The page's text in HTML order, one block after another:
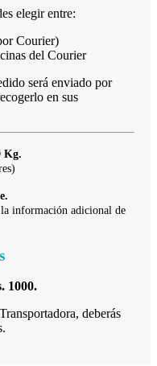
elegir entre:
Courier)
del Courier
será enviado por
en sus
Kg.
información adicional de
1000.
deberás